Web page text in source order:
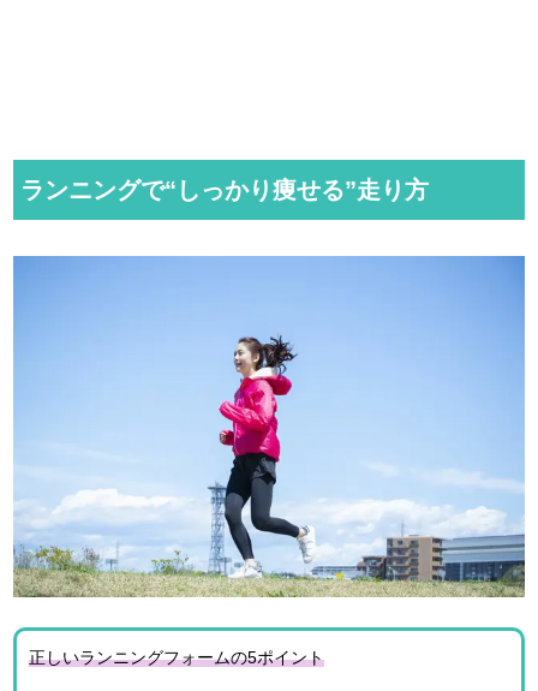
ランニングで“しっかり痩せる”走り方
正しいランニングフォームの5ポイント